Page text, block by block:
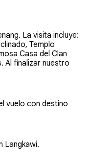
La visita incluye:
Templo
Casa del Clan
Al finalizar nuestro
vuelo con destino
Langkawi.